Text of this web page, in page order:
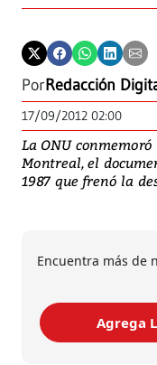
PorRedacción
17/09/2012 02:00
La ONU
Montreal, el
1987 que frenó la
Encuentra más de
Agrega